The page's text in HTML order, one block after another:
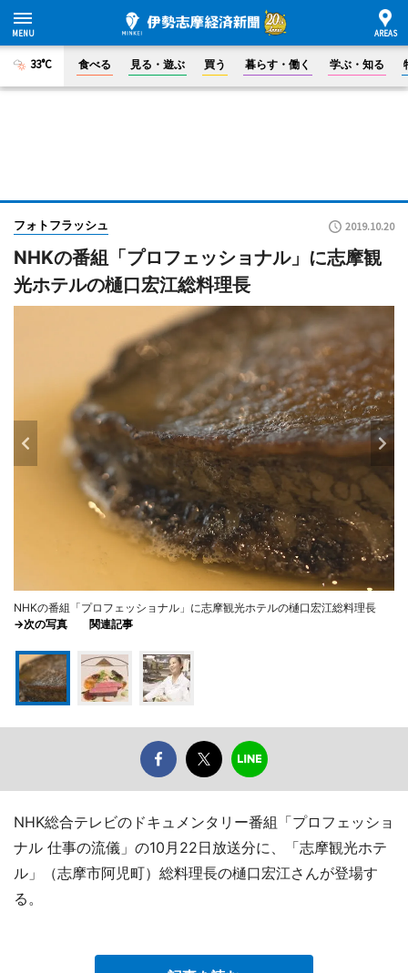
33°C 食べる 見る・遊ぶ 買う 暮らす・働く 学ぶ・知る
フォトフラッシュ 2019.10.20
NHKの番組「プロフェッショナル」に志摩観
光ホテルの樋口宏江総料理長
NHKの番組「プロフェッショナル」に志摩観光ホテルの樋口宏江総料理長
→次の写真
関連記事
NHK総合テレビのドキュメンタリー番組「プロフェッショ
ナル 仕事の流儀」の10月22日放送分に、「志摩観光ホテ
ル」（志摩市阿児町）総料理長の樋口宏江さんが登場す
る。